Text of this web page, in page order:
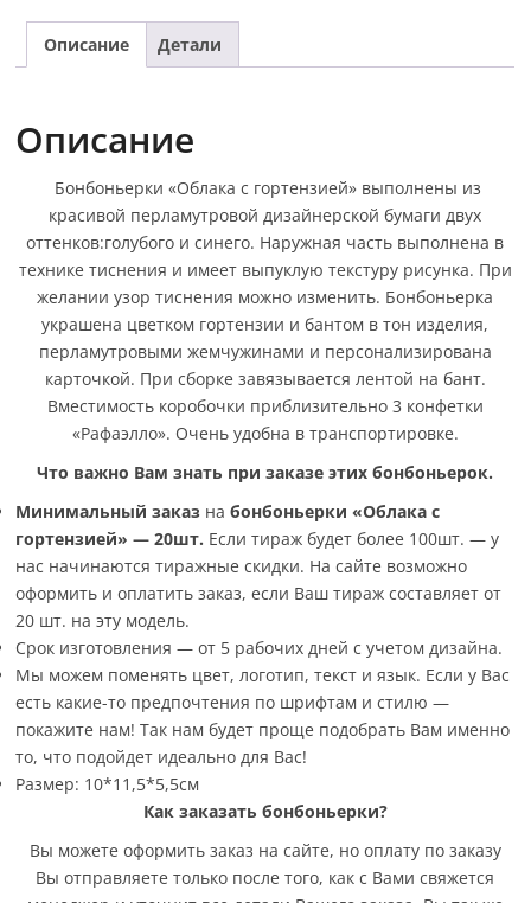
Описание Детали
Описание
Бонбоньерки «Облака с гортензией» выполнены из
красивой перламутровой дизайнерской бумаги двух
оттенков:голубого и синего. Наружная часть выполнена в
технике тиснения и имеет выпуклую текстуру рисунка. При
желании узор тиснения можно изменить. Бонбоньерка
украшена цветком гортензии и бантом в тон изделия,
перламутровыми жемчужинами и персонализирована
карточкой. При сборке завязывается лентой на бант.
Вместимость коробочки приблизительно 3 конфетки
«Рафаэлло». Очень удобна в транспортировке.
Что важно Вам знать при заказе этих бонбоньерок.
Минимальный заказ набонбоньерки «Облака с
гортензией» — 20шт. Если тираж будет более 100шт. — у
нас начинаются тиражные скидки. На сайте возможно
оформить и оплатить заказ, если Ваш тираж составляет от
20 шт. на эту модель.
Срок изготовления — от 5 рабочих дней с учетом дизайна.
Мы можем поменять цвет, логотип, текст и язык. Если у Вас
есть какие-то предпочтения по шрифтам и стилю —
покажите нам! Так нам будет проще подобрать Вам именно
то, что подойдет идеально для Вас!
Размер: 10*11,5*5,5см
Как заказать бонбоньерки?
Вы можете оформить заказ на сайте, но оплату по заказу
Вы отправляете только после того, как с Вами свяжется